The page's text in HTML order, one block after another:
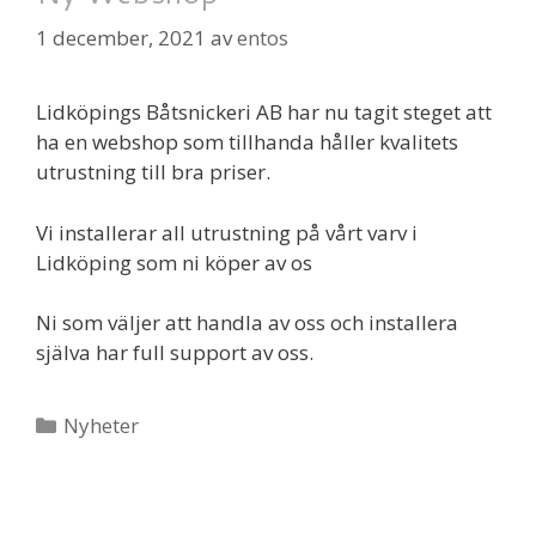
1 december, 2021 aventos
Lidköpings Båtsnickeri AB har nu tagit steget att
ha en webshop som tillhanda håller kvalitets
utrustning till bra priser.
Vi installerar all utrustning på vårt varv i
Lidköping som ni köper av os
Ni som väljer att handla av oss och installera
själva har full support av oss.
Kategorier
Nyheter